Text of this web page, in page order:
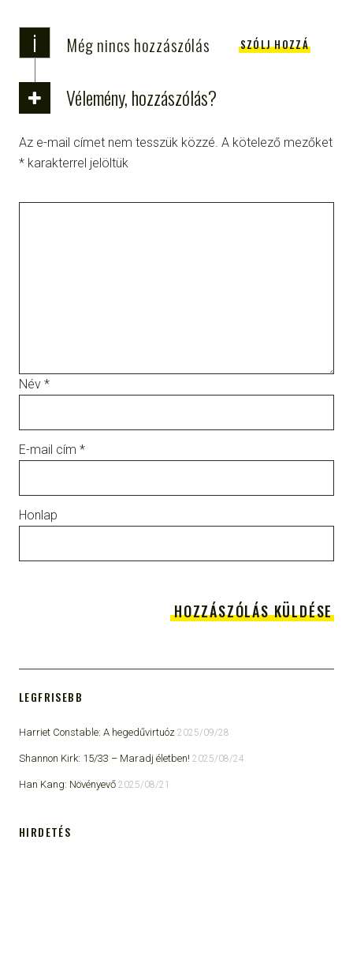
i Még nincs hozzászólás SZÓLJ HOZZÁ
Vélemény, hozzászólás?
Az e-mail címet nem tesszük közzé. A kötelező mezőket
* karakterrel jelöltük
Név *
E-mail cím *
Honlap
LEGFRISEBB
Harriet Constable: A hegedűvirtuóz 2025/09/28
Shannon Kirk: 15/33 ​– Maradj életben! 2025/08/24
Han Kang: Növényevő 2025/08/21
HIRDETÉS